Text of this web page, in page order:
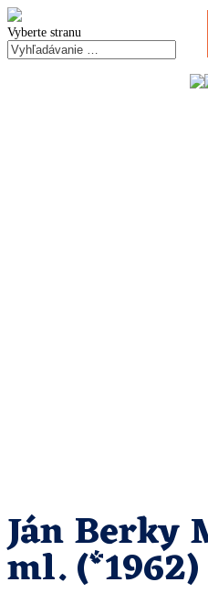
Vyberte stranu
Ján Berky
ml. (*1962)